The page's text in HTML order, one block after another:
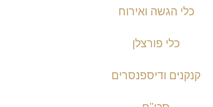
כלי הגשה ואירוח
כלי פורצלן
קנקנים ודיספנסרים